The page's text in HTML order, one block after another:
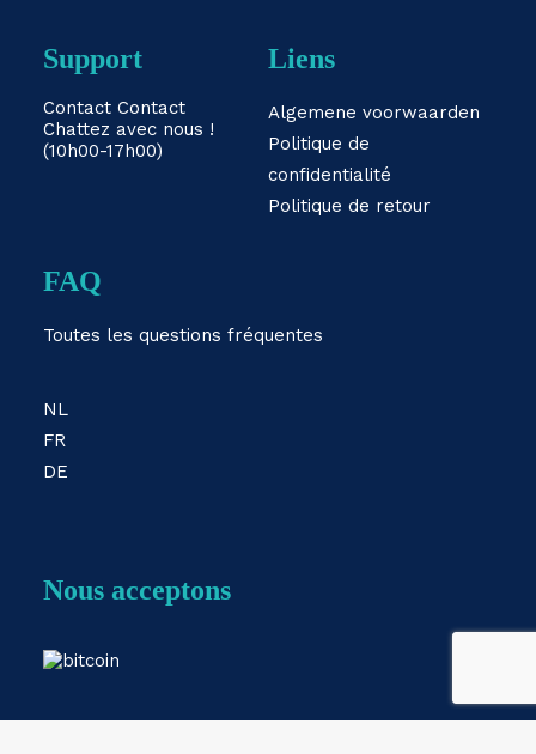
Support
Contact Contact
Chattez avec nous !
(10h00-17h00)
Liens
Algemene voorwaarden
Politique de
confidentialité
Politique de retour
FAQ
Toutes les questions fréquentes
NL
FR
DE
Nous acceptons